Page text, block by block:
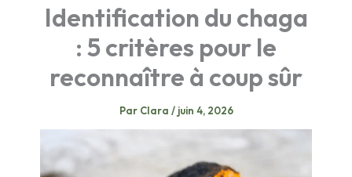
Identification du chaga
: 5 critères pour le
reconnaître à coup sûr
Par Clara / juin 4, 2026